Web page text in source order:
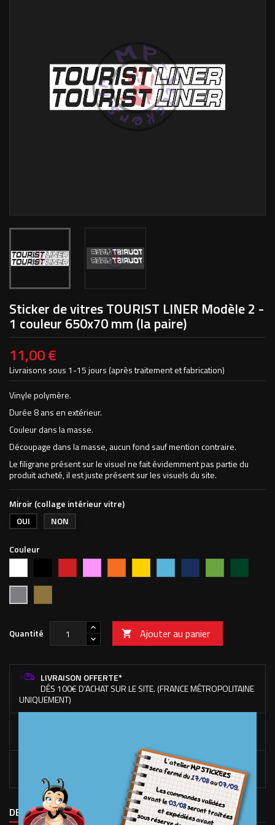
Sticker de vitres TOURIST LINER Modèle 2 -
1 couleur 650x70 mm (la paire)
11,00 €
Livraisons sous 1-15 jours (après traitement et fabrication)
Vinyle polymère.
Durée 8 ans en extérieur.
Couleur dans la masse.
Découpage dans la masse, aucun fond sauf mention contraire.
Le filigrane présent sur le visuel ne fait évidemment pas partie du
produit acheté, il est juste présent sur les visuels du site.
Miroir (collage intérieur vitre)
OUI
NON
Couleur
vif
clair
foncé pommeforêt
Quantité  Ajouter au panier
LIVRAISON OFFERTE*
DÉS 100€ D'ACHAT SUR LE SITE. (FRANCE MÉTROPOLITAINE
UNIQUEMENT)
FABRICATION EN FRANCE
À NOS LOCAUX DANS LES VOSGES.
DESCRIPTION DÉTAILS DU PRODUIT